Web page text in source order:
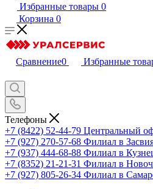
Избранные товары 0
Корзина 0
Сравнение0 Избранные
Телефоны
+7 (8422) 52-44-79 Центральный
+7 (927) 270-57-68 Филиал в
+7 (937) 444-68-88 Филиал в
+7 (8352) 21-21-31 Филиал в
+7 (927) 805-26-34 Филиал в